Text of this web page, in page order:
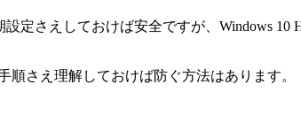
設定さえしておけば安全ですが、Windows 10
順さえ理解しておけば防ぐ方法はあります。